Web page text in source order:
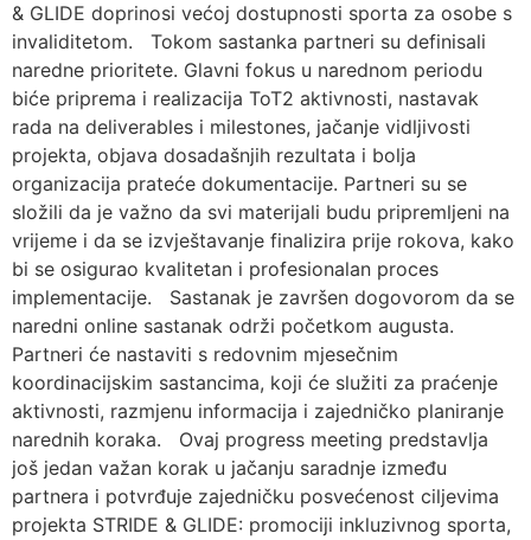
& GLIDE doprinosi većoj dostupnosti sporta za osobe s
invaliditetom. Tokom sastanka partneri su definisali
naredne prioritete. Glavni fokus u narednom periodu
biće priprema i realizacija ToT2 aktivnosti, nastavak
rada na deliverables i milestones, jačanje vidljivosti
projekta, objava dosadašnjih rezultata i bolja
organizacija prateće dokumentacije. Partneri su se
složili da je važno da svi materijali budu pripremljeni na
vrijeme i da se izvještavanje finalizira prije rokova, kako
bi se osigurao kvalitetan i profesionalan proces
implementacije. Sastanak je završen dogovorom da se
naredni online sastanak održi početkom augusta.
Partneri će nastaviti s redovnim mjesečnim
koordinacijskim sastancima, koji će služiti za praćenje
aktivnosti, razmjenu informacija i zajedničko planiranje
narednih koraka. Ovaj progress meeting predstavlja
još jedan važan korak u jačanju saradnje između
partnera i potvrđuje zajedničku posvećenost ciljevima
projekta STRIDE & GLIDE: promociji inkluzivnog sporta,